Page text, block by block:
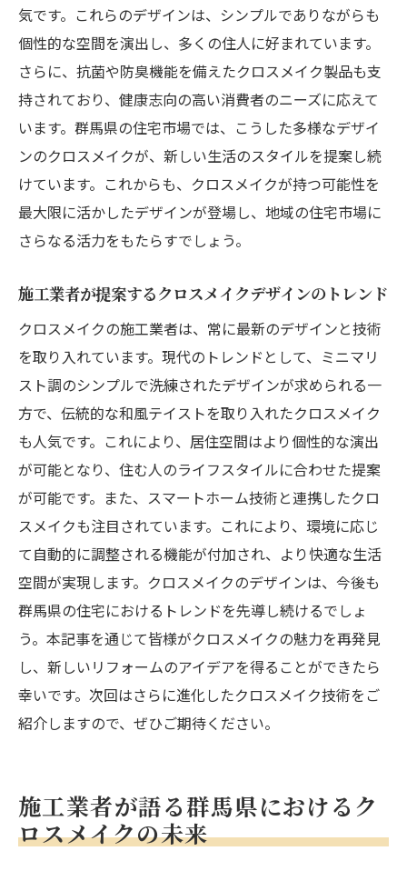
気です。これらのデザインは、シンプルでありながらも
個性的な空間を演出し、多くの住人に好まれています。
さらに、抗菌や防臭機能を備えたクロスメイク製品も支
持されており、健康志向の高い消費者のニーズに応えて
います。群馬県の住宅市場では、こうした多様なデザイ
ンのクロスメイクが、新しい生活のスタイルを提案し続
けています。これからも、クロスメイクが持つ可能性を
最大限に活かしたデザインが登場し、地域の住宅市場に
さらなる活力をもたらすでしょう。
施工業者が提案するクロスメイクデザインのトレンド
クロスメイクの施工業者は、常に最新のデザインと技術
を取り入れています。現代のトレンドとして、ミニマリ
スト調のシンプルで洗練されたデザインが求められる一
方で、伝統的な和風テイストを取り入れたクロスメイク
も人気です。これにより、居住空間はより個性的な演出
が可能となり、住む人のライフスタイルに合わせた提案
が可能です。また、スマートホーム技術と連携したクロ
スメイクも注目されています。これにより、環境に応じ
て自動的に調整される機能が付加され、より快適な生活
空間が実現します。クロスメイクのデザインは、今後も
群馬県の住宅におけるトレンドを先導し続けるでしょ
う。本記事を通じて皆様がクロスメイクの魅力を再発見
し、新しいリフォームのアイデアを得ることができたら
幸いです。次回はさらに進化したクロスメイク技術をご
紹介しますので、ぜひご期待ください。
施工業者が語る群馬県におけるク
ロスメイクの未来